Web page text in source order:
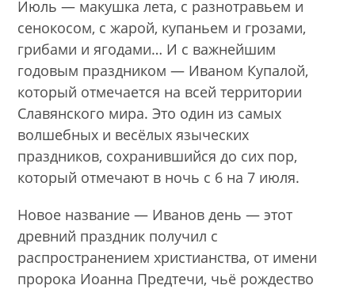
Июль — макушка лета, с разнотравьем и
сенокосом, с жарой, купаньем и грозами,
грибами и ягодами… И с важнейшим
годовым праздником — Иваном Купалой,
который отмечается на всей территории
Славянского мира. Это один из самых
волшебных и весёлых языческих
праздников, сохранившийся до сих пор,
который отмечают в ночь с 6 на 7 июля.
Новое название — Иванов день — этот
древний праздник получил с
распространением христианства, от имени
пророка Иоанна Предтечи, чьё рождество